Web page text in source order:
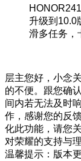
升级到10.0
滑多任务，
层主您好，小念
的不便。跟您确
间内若无法及时
作，感谢您的反
化此功能，请您
对荣耀的支持与理
温馨提示：版本